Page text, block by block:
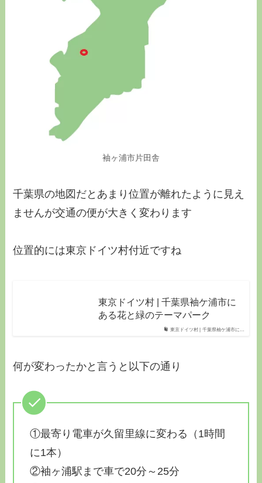
袖ヶ浦市片田舎
千葉県の地図だとあまり位置が離れたように見え
ませんが交通の便が大きく変わります
位置的には東京ドイツ村付近ですね
東京ドイツ村 | 千葉県袖ケ浦市に…
東京ドイツ村 | 千葉県袖ケ浦市に
ある花と緑のテーマパーク
何が変わったかと言うと以下の通り
①最寄り電車が久留里線に変わる（1時間
に1本）
②袖ヶ浦駅まで車で20分～25分